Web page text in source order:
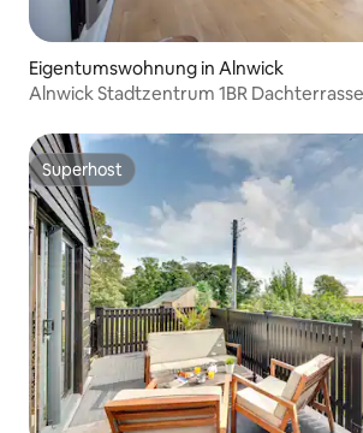
Eigentumswohnung in Alnwick
Alnwick Stadtzentrum 1BR
Superhost
Superhost